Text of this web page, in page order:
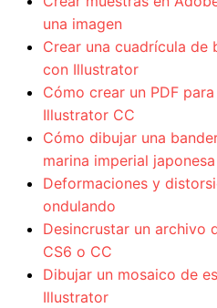
una imagen
Crear una cuadrícula de
con Illustrator
Cómo crear un PDF
Illustrator CC
Cómo dibujar una
marina imperial japonesa
Deformaciones y
ondulando
Desincrustar un archivo
CS6 o CC
Dibujar un mosaico de
Illustrator